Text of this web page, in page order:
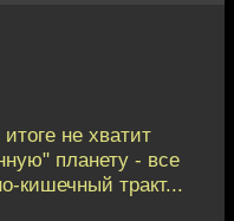
не хватит
планету - все
кишечный тракт...